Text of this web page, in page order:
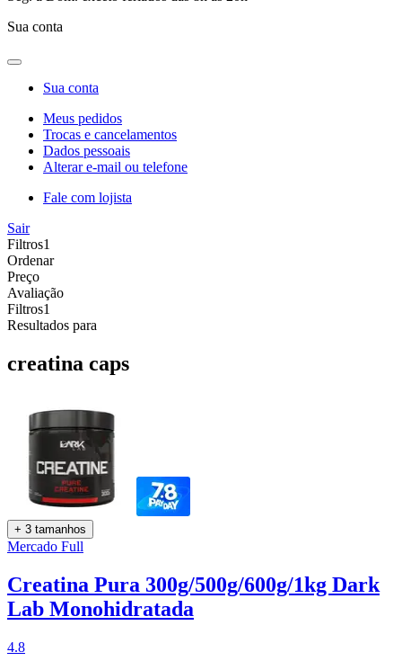
Sua conta
Sua conta
Meus pedidos
Trocas e cancelamentos
Dados pessoais
Alterar e-mail ou telefone
Fale com lojista
Sair
Filtros1
Ordenar
Preço
Avaliação
Filtros1
Resultados para
creatina caps
+ 3 tamanhos
Mercado Full
Creatina Pura 300g/500g/600g/1kg Dark
Lab Monohidratada
4.8